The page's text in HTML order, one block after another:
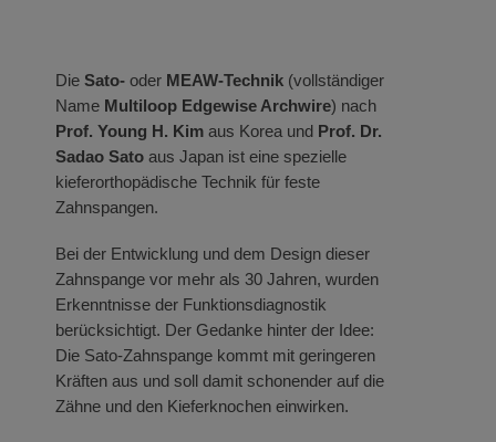
Die Sato- oder MEAW-Technik (vollständiger
Name Multiloop Edgewise Archwire) nach
Prof. Young H. Kim aus Korea und Prof. Dr.
Sadao Sato aus Japan ist eine spezielle
kieferorthopädische Technik für feste
Zahnspangen.
Bei der Entwicklung und dem Design dieser
Zahnspange vor mehr als 30 Jahren, wurden
Erkenntnisse der Funktionsdiagnostik
berücksichtigt. Der Gedanke hinter der Idee:
Die Sato-Zahnspange kommt mit geringeren
Kräften aus und soll damit schonender auf die
Zähne und den Kieferknochen einwirken.